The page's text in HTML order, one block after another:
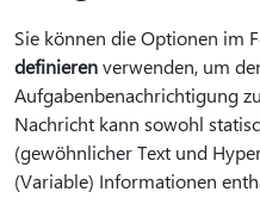
Sie können die Optionen im
definierenverwenden, um
Aufgabenbenachrichtigung
Nachricht kann sowohl
(gewöhnlicher Text und
(Variable) Informationen